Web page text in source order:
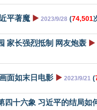
平著魔 ▶️ 2023/9/28 (74,501
家长强烈抵制 网友炮轰 ▶️
面如末日电影 ▶️ 2023/9/21 (
四十六象 习近平的结局如